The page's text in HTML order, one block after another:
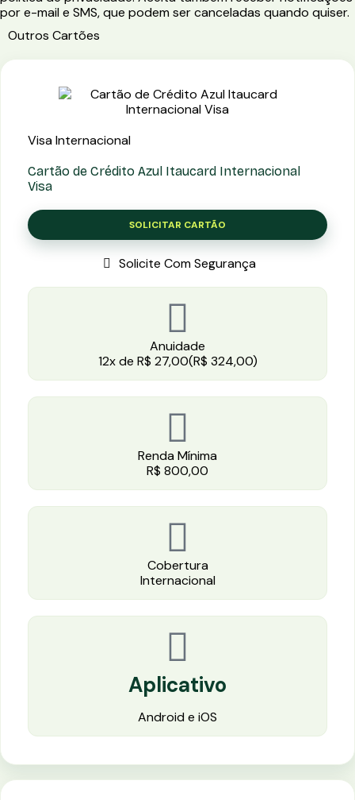
por e-mail e SMS, que podem ser canceladas quando quiser.
Outros Cartões
Visa Internacional
Cartão de Crédito Azul Itaucard Internacional
Visa
SOLICITAR CARTÃO
Solicite Com Segurança
Anuidade
12x de R$ 27,00(R$ 324,00)
Renda Mínima
R$ 800,00
Cobertura
Internacional
Aplicativo
Android e iOS